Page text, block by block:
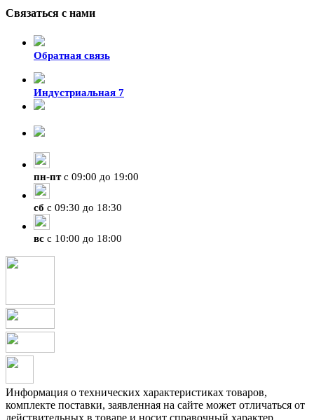
Связаться с нами
Обратная связь
Индустриальная 7
пн-птс 09:00 до 19:00
сб с 09:30 до 18:30
вс с 10:00 до 18:00
Информация о технических характеристиках товаров,
комплекте поставки, заявленная на сайте может отличаться от
действительных в товаре и носит справочный характер.